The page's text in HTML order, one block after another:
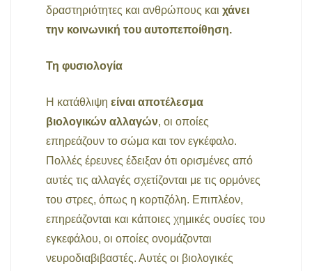
δραστηριότητες και ανθρώπους και χάνει
την κοινωνική του αυτοπεποίθηση.
Τη φυσιολογία
Η κατάθλιψη είναι αποτέλεσμα
βιολογικών αλλαγών, οι οποίες
επηρεάζουν το σώμα και τον εγκέφαλο.
Πολλές έρευνες έδειξαν ότι ορισμένες από
αυτές τις αλλαγές σχετίζονται με τις ορμόνες
του στρες, όπως η κορτιζόλη. Επιπλέον,
επηρεάζονται και κάποιες χημικές ουσίες του
εγκεφάλου, οι οποίες ονομάζονται
νευροδιαβιβαστές. Αυτές οι βιολογικές